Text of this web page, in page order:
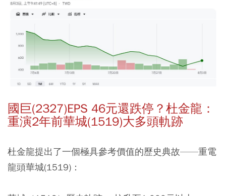
國巨(2327)EPS 46元還跌停？杜金龍：
重演2年前華城(1519)大多頭軌跡
杜金龍提出了一個極具參考價值的歷史典故——重電
龍頭華城(1519)：